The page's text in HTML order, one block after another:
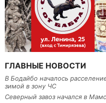
ГЛАВНЫЕ НОВОСТИ
В Бодайбо началось
зимой в зону ЧС
Северный завоз начался в